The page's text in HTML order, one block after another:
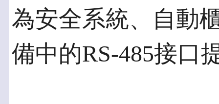
為安全系統、自動
備中的RS-485接口